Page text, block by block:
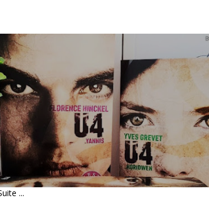
LIVRES : U4 - LA SÉRIE
ÉVÈNEMENT
...